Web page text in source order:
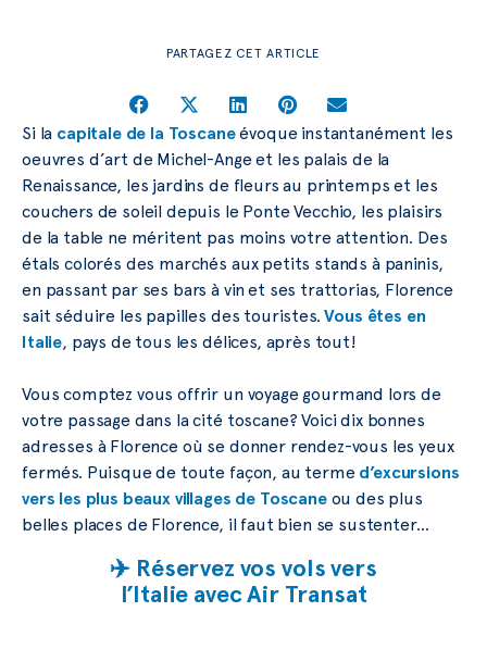
PARTAGEZ CET ARTICLE
Si la capitale de la Toscaneévoque instantanément les
oeuvres d’art de Michel-Ange et les palais de la
Renaissance, les jardins de fleurs au printemps et les
couchers de soleil depuis le Ponte Vecchio, les plaisirs
de la table ne méritent pas moins votre attention. Des
étals colorés des marchés aux petits stands à paninis,
en passant par ses bars à vin et ses trattorias, Florence
sait séduire les papilles des touristes.Vous êtes en
Italie, pays de tous les délices, après tout!
Vous comptez vous offrir un voyage gourmand lors de
votre passage dans la cité toscane? Voici dix bonnes
adresses à Florence où se donner rendez-vous les yeux
fermés. Puisque de toute façon, au terme d’excursions
vers les plus beaux villages de Toscaneou des plus
belles places de Florence, il faut bien se sustenter…
✈️ Réservez vos vols vers
l’Italie avec Air Transat